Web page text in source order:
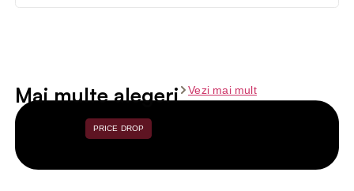
Mai multe alegeri Vezi mai mult
PRICE DROP